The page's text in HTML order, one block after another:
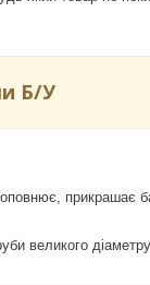
Б/У
прикрашає
великого